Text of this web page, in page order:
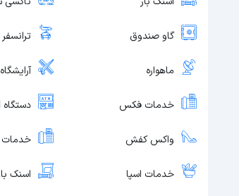
گاو صندوق ترانسفر
ماهواره آرایشگاه
خدمات فکس دستگاه ATM
واکس کفش
خدمات اسپا اسنک